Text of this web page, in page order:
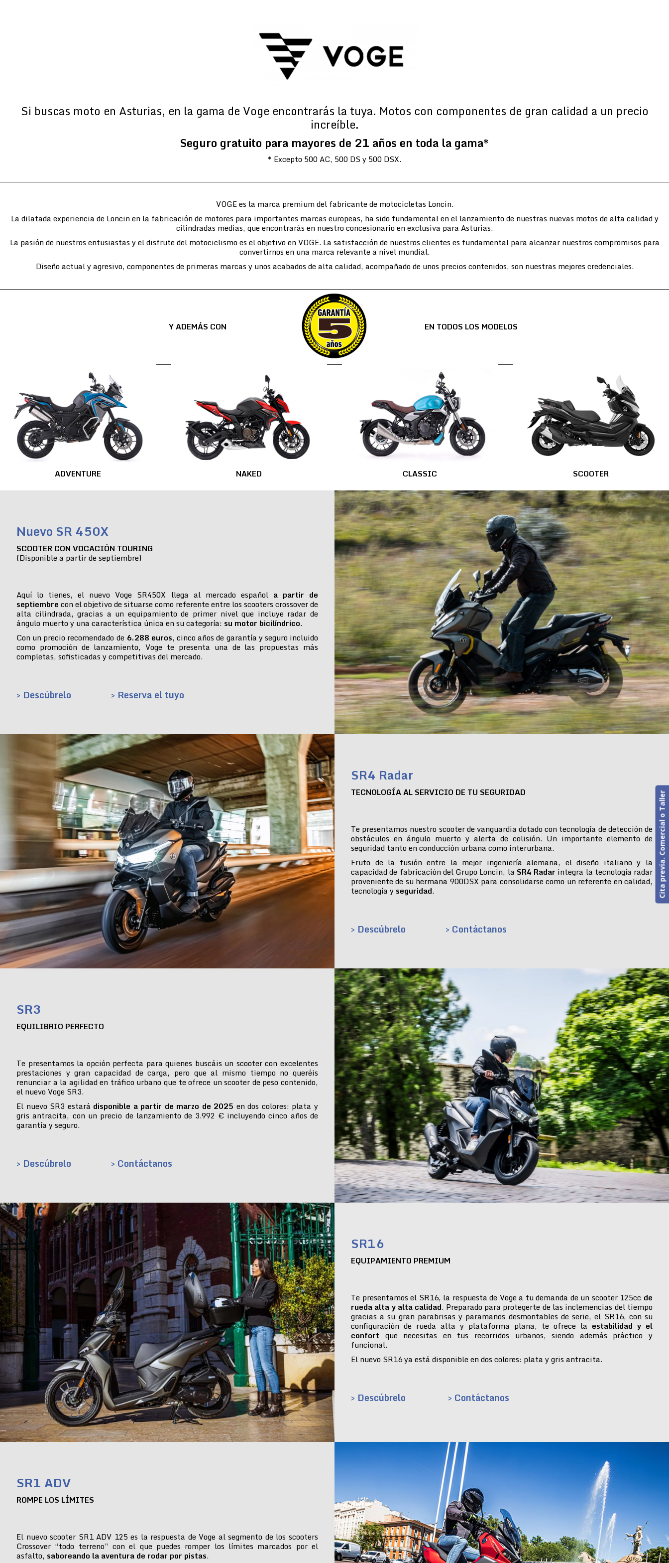
Si buscas moto en Asturias, en la gama de Voge encontrarás la tuya. Motos con componentes de gran calidad a un precio
increíble.
Seguro gratuito para mayores de 21 años en toda la gama*
* Excepto 500 AC, 500 DS y 500 DSX.
VOGE es la marca premium del fabricante de motocicletas Loncin.
La dilatada experiencia de Loncin en la fabricación de motores para importantes marcas europeas, ha sido fundamental en el lanzamiento de nuestras nuevas motos de alta calidad y
cilindradas medias, que encontrarás en nuestro concesionario en exclusiva para Asturias.
La pasión de nuestros entusiastas y el disfrute del motociclismo es el objetivo en VOGE. La satisfacción de nuestros clientes es fundamental para alcanzar nuestros compromisos para
convertirnos en una marca relevante a nivel mundial.
Diseño actual y agresivo, componentes de primeras marcas y unos acabados de alta calidad, acompañado de unos precios contenidos, son nuestras mejores credenciales.
Y ADEMÁS CON EN TODOS LOS MODELOS
ADVENTURE NAKED CLASSIC SCOOTER
Nuevo SR 450X
SCOOTER CON VOCACIÓN TOURING
(Disponible a partir de septiembre)
Aquí lo tienes, el nuevo Voge SR450X llega al mercado español a partir de
septiembre con el objetivo de situarse como referente entre los scooters crossover de
alta cilindrada, gracias a un equipamiento de primer nivel que incluye radar de
ángulo muerto y una característica única en su categoría: su motor bicilíndrico.
Con un precio recomendado de 6.288 euros, cinco años de garantía y seguro incluido
como promoción de lanzamiento, Voge te presenta una de las propuestas más
completas, sofisticadas y competitivas del mercado.
> Descúbrelo > Reserva el tuyo
SR4 Radar
TECNOLOGÍA AL SERVICIO DE TU SEGURIDAD
Te presentamos nuestro scooter de vanguardia dotado con tecnología de detección de
obstáculos en ángulo muerto y alerta de colisión. Un importante elemento de
seguridad tanto en conducción urbana como interurbana.
Fruto de la fusión entre la mejor ingeniería alemana, el diseño italiano y la
capacidad de fabricación del Grupo Loncin, la SR4 Radar integra la tecnología radar
proveniente de su hermana 900DSX para consolidarse como un referente en calidad,
tecnología y seguridad.
> Descúbrelo > Contáctanos
SR3
EQUILIBRIO PERFECTO
Te presentamos la opción perfecta para quienes buscáis un scooter con excelentes
prestaciones y gran capacidad de carga, pero que al mismo tiempo no queréis
renunciar a la agilidad en tráfico urbano que te ofrece un scooter de peso contenido,
el nuevo Voge SR3.
El nuevo SR3 estará disponible a partir de marzo de 2025 en dos colores: plata y
gris antracita, con un precio de lanzamiento de 3.992 € incluyendo cinco años de
garantía y seguro.
> Descúbrelo > Contáctanos
SR16
EQUIPAMIENTO PREMIUM
Te presentamos el SR16, la respuesta de Voge a tu demanda de un scooter 125cc de
rueda alta y alta calidad. Preparado para protegerte de las inclemencias del tiempo
gracias a su gran parabrisas y paramanos desmontables de serie, el SR16, con su
configuración de rueda alta y plataforma plana, te ofrece la estabilidad y el
confort que necesitas en tus recorridos urbanos, siendo además práctico y
funcional.
El nuevo SR16 ya está disponible en dos colores: plata y gris antracita.
> Descúbrelo > Contáctanos
SR1 ADV
ROMPE LOS LÍMITES
El nuevo scooter SR1 ADV 125 es la respuesta de Voge al segmento de los scooters
Crossover “todo terreno” con el que puedes romper los límites marcados por el
asfalto, saboreando la aventura de rodar por pistas.
Cita previa. Comercial o Taller